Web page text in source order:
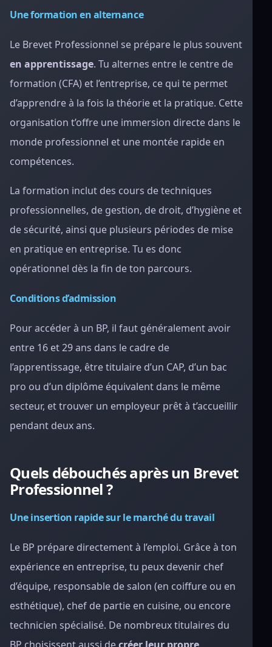
Une formation en alternance
Le Brevet Professionnel se prépare le plus souvent
en apprentissage. Tu alternes entre le centre de
formation (CFA) et l’entreprise, ce qui te permet
d’apprendre à la fois la théorie et la pratique. Cette
organisation t’offre une immersion directe dans le
monde professionnel et une montée rapide en
compétences.
La formation inclut des cours de techniques
professionnelles, de gestion, de droit, d’hygiène et
de sécurité, ainsi que plusieurs périodes de mise
en pratique en entreprise. Tu es donc
opérationnel dès la fin de ton parcours.
Conditions d’admission
Pour accéder à un BP, il faut généralement avoir
entre 16 et 29 ans dans le cadre de
l’apprentissage, être titulaire d’un CAP, d’un bac
pro ou d’un diplôme équivalent dans le même
secteur, et trouver un employeur prêt à t’accueillir
pendant deux ans.
Quels débouchés après un Brevet
Professionnel ?
Une insertion rapide sur le marché du travail
Le BP prépare directement à l’emploi. Grâce à ton
expérience en entreprise, tu peux devenir chef
d’équipe, responsable de salon (en coiffure ou en
esthétique), chef de partie en cuisine, ou encore
technicien spécialisé. De nombreux titulaires du